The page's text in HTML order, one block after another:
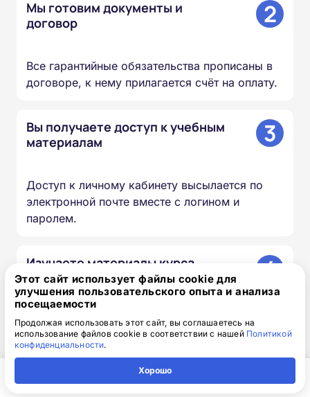
Мы готовим документы и
договор
2
Все гарантийные обязательства прописаны в
договоре, к нему прилагается счёт на оплату.
Вы получаете доступ к учебным
материалам
3
Доступ к личному кабинету высылается по
электронной почте вместе с логином и
паролем.
Изучаете материалы курса 4
Проходите лекции, изучаете документы и
презентации, сдаёте итоговый тест — в
удобное для вас время и темпе.
Мы вносим сведения в ФИС
5
Этот сайт использует файлы cookie для
улучшения пользовательского опыта и анализа
посещаемости
Продолжая использовать этот сайт, вы соглашаетесь на
использование файлов cookie в соответствии с нашей Политикой
конфиденциальности.
Хорошо